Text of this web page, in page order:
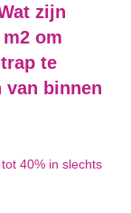
zijn
om
te
van binnen
40% in slechts